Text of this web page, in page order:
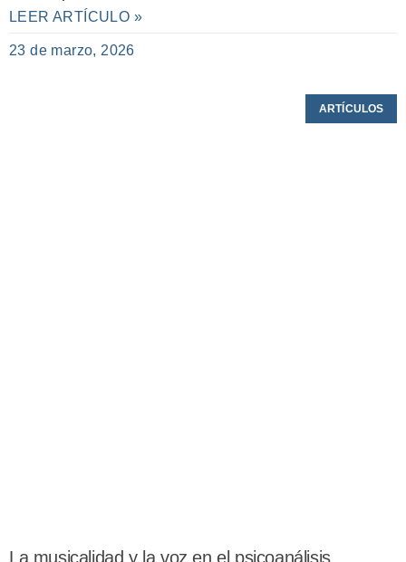
LEER ARTÍCULO »
23 de marzo, 2026
ARTÍCULOS
La musicalidad y la voz en el psicoanálisis